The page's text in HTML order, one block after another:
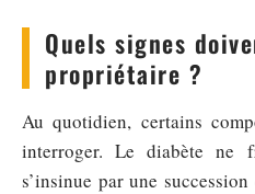
Quels signes
propriétaire ?
Au quotidien, certains
interroger. Le diabète ne
s’insinue par une succession